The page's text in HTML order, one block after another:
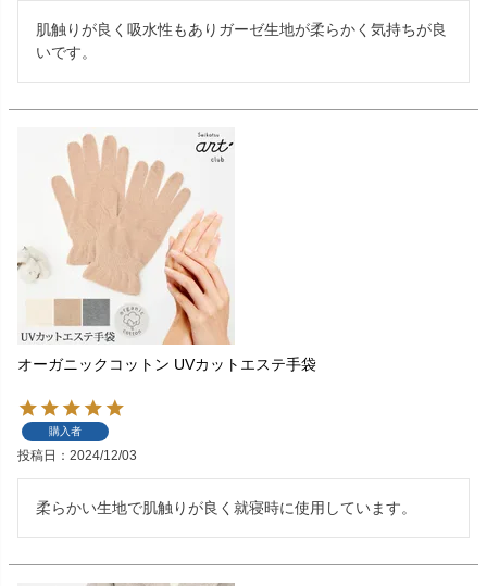
肌触りが良く吸水性もありガーゼ生地が柔らかく気持ちが良
いです。
オーガニックコットン UVカットエステ手袋
購入者
投稿日 2024/12/03
柔らかい生地で肌触りが良く就寝時に使用しています。